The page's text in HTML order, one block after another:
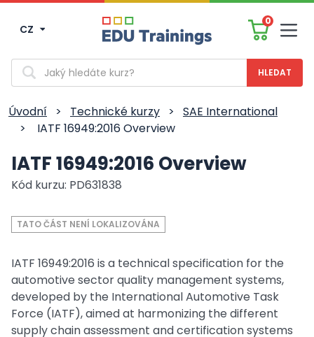
CZ
0
Vyhledávání
Úvodní > Technické kurzy >
SAE International
>
IATF 16949:2016 Overview
IATF 16949:2016 Overview
Kód kurzu: PD631838
TATO ČÁST NENÍ LOKALIZOVÁNA
IATF 16949:2016 is a technical specification for the
automotive sector quality management systems,
developed by the International Automotive Task
Force (IATF), aimed at harmonizing the different
supply chain assessment and certification systems